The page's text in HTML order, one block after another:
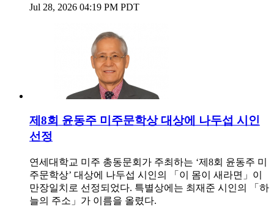
Jul 28, 2026 04:19 PM PDT
제8회 윤동주 미주문학상 대상에 나두섭 시인
선정
연세대학교 미주 총동문회가 주최하는 ‘제8회 윤동주 미
주문학상’ 대상에 나두섭 시인의 「이 몸이 새라면」이
만장일치로 선정되었다. 특별상에는 최재준 시인의 「하
늘의 주소」가 이름을 올렸다.